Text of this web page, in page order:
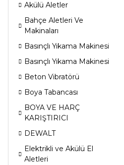
Akülü Aletler
Bahçe Aletleri Ve
Makinaları
Basınçlı Yıkama Makinesi
Basınçlı Yıkama Makinesi
Beton Vibratörü
Boya Tabancası
BOYA VE HARÇ
KARIŞTIRICI
DEWALT
Elektrikli ve Akülü El
Aletleri